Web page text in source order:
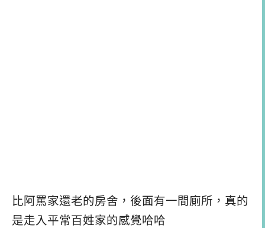
比阿罵家還老的房舍，後面有一間廁所，真的
是走入平常百姓家的感覺哈哈